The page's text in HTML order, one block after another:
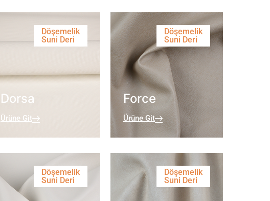
Döşemelik
Suni Deri
Dorsa
Ürüne Git
Döşemelik
Suni Deri
Force
Ürüne Git
Döşemelik
Suni Deri
Döşemelik
Suni Deri